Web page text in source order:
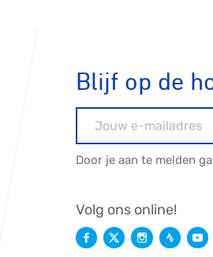
Blijf op de
Door je aan te melden
Volg ons online!